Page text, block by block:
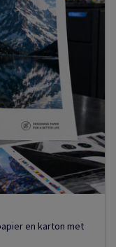
en karton met